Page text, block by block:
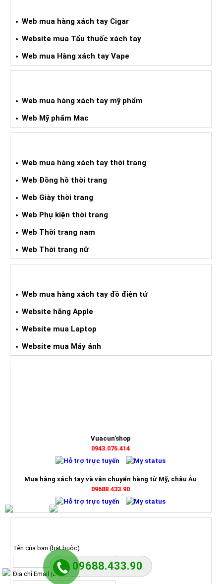
09688.433.90
Web mua hàng xách tay Cigar
Website mua Tẩu thuốc xách tay
Web mua Hàng xách tay Vape
Web mua hàng xách tay mỹ phẩm
Web Mỹ phẩm Mac
Web mua hàng xách tay thời trang
Web Đồng hồ thời trang
Web Giày thời trang
Web Phụ kiện thời trang
Web Thời trang nam
Web Thời trang nữ
Web mua hàng xách tay đồ điện tử
Website hãng Apple
Website mua Laptop
Website mua Máy ảnh
Vuacun'shop
0943.076.414
Mua hàng xách tay và vận chuyển hàng từ Mỹ, châu Âu
09688.433.90
Tên của bạn (bắt buộc)
Địa chỉ Email (bắt buộc)